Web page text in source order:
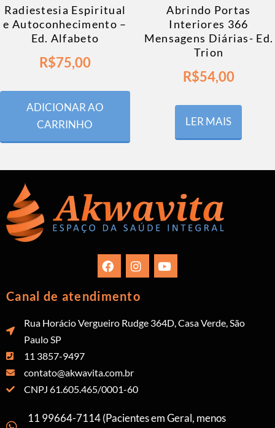
Radiestesia Espiritual
e Autoconhecimento –
Ed. Alfabeto
R$75,00
ADICIONAR AO
CARRINHO
Abrindo Portas
Interiores 366
Mensagens Diárias- Ed.
Trion
R$54,00
LER MAIS
Canal de atendimento
Rua Horácio Vergueiro Rudge 364D, Casa Verde, São
Paulo SP
11 3857-9497
contato@akwavita.com.br
CNPJ 61.605.465/0001-60
11 99664-7114 (Pacientes em Geral, menos